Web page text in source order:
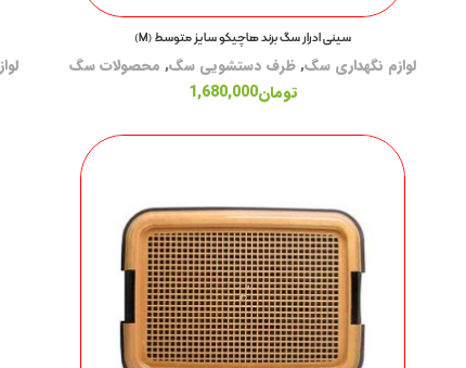
سینی ادرار سگ برند هاچیکو سایز متوسط (M)
لوازم نگهداری سگ,ظرف دستشویی سگ, محصولات سگ
تومان1,680,000